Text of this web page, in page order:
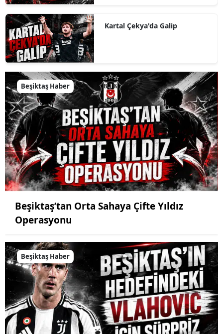
Kartal Çekya'da Galip
Beşiktaş Haber
Beşiktaş’tan Orta Sahaya Çifte Yıldız
Operasyonu
Beşiktaş Haber